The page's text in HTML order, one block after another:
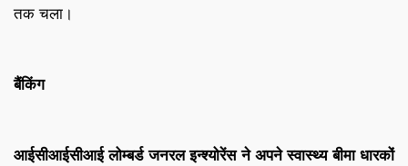
तक चला।
बैंकिंग
आईसीआईसीआई लोम्बर्ड जनरल इन्श्योरेंस ने अपने स्वास्थ्य बीमा धारकों